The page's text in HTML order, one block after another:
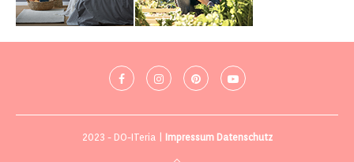
2023 - DO-ITeria | Impressum Datenschutz